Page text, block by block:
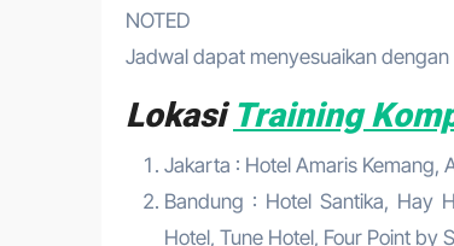
NOTED
Jadwal dapat menyesuaikan
Lokasi Training
Jakarta : Hotel Amaris Kemang,
Bandung : Hotel Santika, Hay
Hotel, Tune Hotel, Four Point by